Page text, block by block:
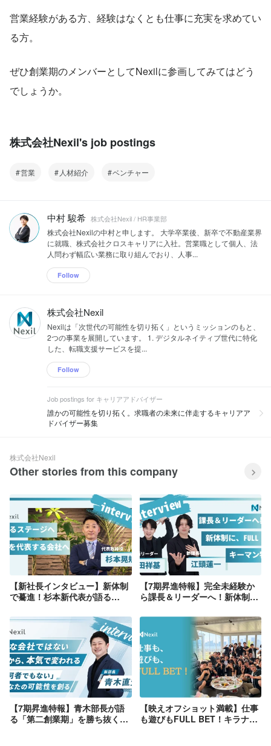
営業経験がある方、経験はなくとも仕事に充実を求めてい
る方。
ぜひ創業期のメンバーとしてNexilに参画してみてはどう
でしょうか。
株式会社Nexil's job postings
営業 人材紹介 ベンチャー
中村 駿希 株式会社Nexil / HR事業部
株式会社Nexilの中村と申します。 大学卒業後、新卒で不動産業界
に就職、株式会社クロスキャリアに入社。営業職として個人、法
人問わず幅広い業務に取り組んでおり、人事...
Follow
株式会社Nexil
Nexilは「次世代の可能性を切り拓く」というミッションのもと、
2つの事業を展開しています。 1. デジタルネイティブ世代に特化
した、転職支援サービスを提...
Follow
Job postings for キャリアアドバイザー
誰かの可能性を切り拓く。求職者の未来に伴走するキャリアア
ドバイザー募集
株式会社Nexil
Other stories from this company
【新社長インタビュー】新体制
で驀進！杉本新代表が語る
と未来
【7期昇進特報】完全未経験か
ら課長＆リーダーへ！新体制の
果にコミットする理由」
【7期昇進特報】青木部長が語
る「第二創業期」を勝ち抜く覚
【映えオフショット満載】仕事
も遊びもFULL BET！キラナガ